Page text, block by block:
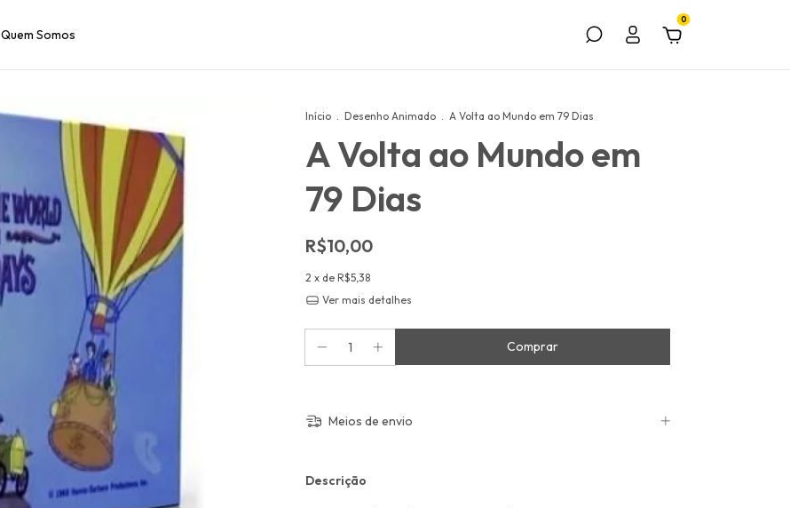
Quem Somos
0
Início . Desenho Animado . A Volta ao Mundo em 79 Dias
A Volta ao Mundo em
79 Dias
R$10,00
2 x de R$5,38
Ver mais detalhes
Meios de envio
Descrição